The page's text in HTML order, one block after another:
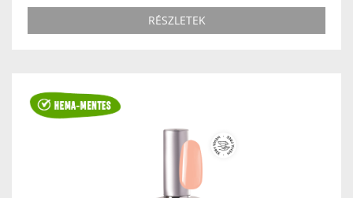
RÉSZLETEK